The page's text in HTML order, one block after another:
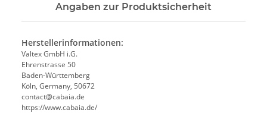
Angaben zur Produktsicherheit
Herstellerinformationen:
Valtex GmbH i.G.
Ehrenstrasse 50
Baden-Württemberg
Köln, Germany, 50672
contact@cabaia.de
https://www.cabaia.de/